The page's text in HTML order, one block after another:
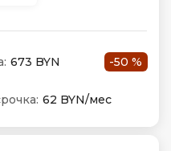
673 BYN -50 %
62 BYN/мес